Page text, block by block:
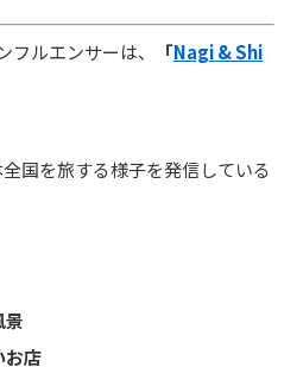
フルエンサーは、 「Nagi & Shi
国を旅する様子を発信している
景
お店